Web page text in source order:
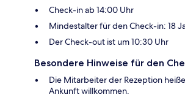
Check-in ab 14:00 Uhr
Mindestalter für den Check-in: 18
Der Check-out ist um 10:30 Uhr
Besondere Hinweise für den
Die Mitarbeiter der Rezeption
Ankunft willkommen.